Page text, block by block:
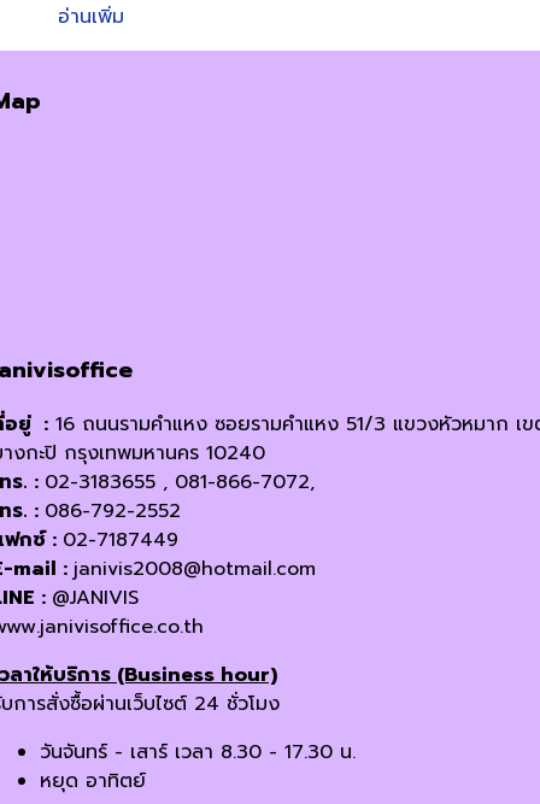
อ่านเพิ่ม
อยู่ : 16 ถนนรามคำแหง ซอยรามคำแหง 51/3 แขวงหัวหมาก เ
งกะปิ กรุงเทพมหานคร 10240
ร. : 02-3183655 , 081-866-7072,
ร. : 086-792-2552
กซ์ : 02-7187449
mail : janivis2008@hotmail.com
: @JANIVIS
ลาให้บริการ (Business hour)
การสั่งซื้อผ่านเว็บไซต์ 24 ชั่วโมง
วันจันทร์ - เสาร์ เวลา 8.30 - 17.30 น.
หยุด อาทิตย์